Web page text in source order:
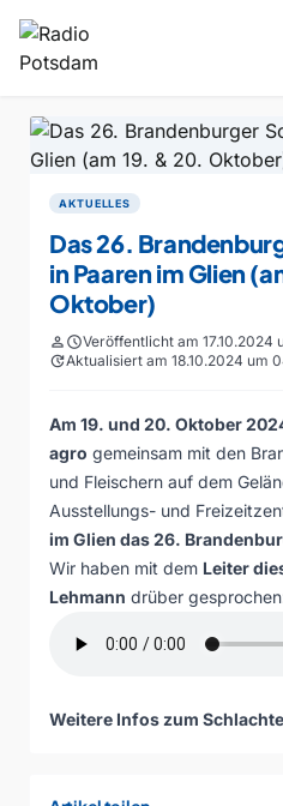
AKTUELLES
Das 26.
in Paaren im Glien
Oktober)
personscheduleVeröffentlicht am 17.10.2024
updateAktualisiert am 18.10.2024 um
Am 19. und 20. Oktober
agro gemeinsam mit den
und Fleischern auf dem
Ausstellungs- und
im Glien das 26.
Wir haben mit dem Leiter
Lehmann drüber
Weitere Infos zum